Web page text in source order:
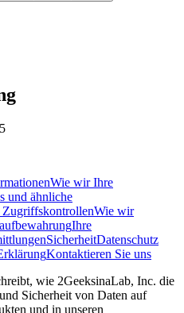
Wie wir Ihre
und ähnliche
ZugriffskontrollenWie wir
Ihre
SicherheitDatenschutz
Kontaktieren Sie uns
wie 2GeeksinaLab, Inc. die
Sicherheit von Daten auf
und in unseren